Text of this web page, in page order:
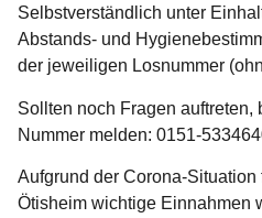
Selbstverständlich unter
Abstands- und
der jeweiligen Losnummer
Sollten noch Fragen auftreten,
Nummer melden: 0151-
Aufgrund der Corona-
Ötisheim wichtige Einnahmen